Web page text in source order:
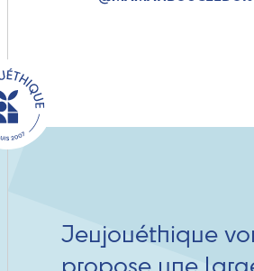
Jeujouéthique
propose une